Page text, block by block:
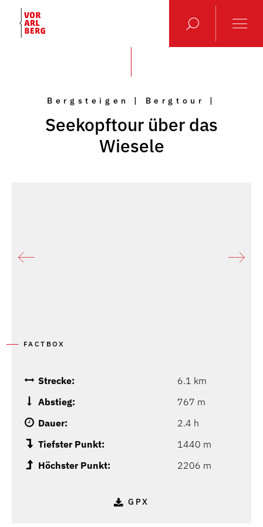
Bergsteigen | Bergtour |
Seekopftour über das
Wiesele
FACTBOX
Strecke:
6.1 km
Abstieg:
767 m
Dauer:
2.4 h
Tiefster Punkt:
1440 m
Höchster Punkt:
2206 m
GPX